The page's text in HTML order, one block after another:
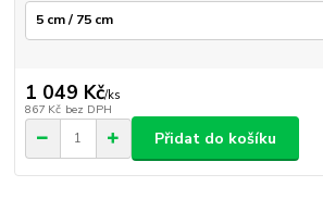
1 049 Kč/ks
867 Kč bez DPH
Přidat do košíku